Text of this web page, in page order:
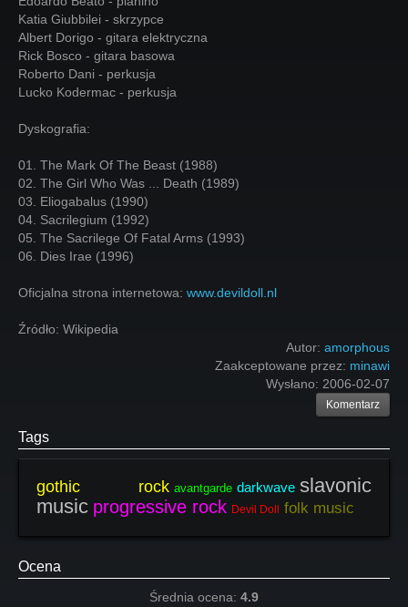
Katia Giubbilei - skrzypce
Albert Dorigo - gitara elektryczna
Rick Bosco - gitara basowa
Roberto Dani - perkusja
Lucko Kodermac - perkusja
Dyskografia:
01. The Mark Of The Beast (1988)
02. The Girl Who Was ... Death (1989)
03. Eliogabalus (1990)
04. Sacrilegium (1992)
05. The Sacrilege Of Fatal Arms (1993)
06. Dies Irae (1996)
Oficjalna strona internetowa: www.devildoll.nl
Źródło: Wikipedia
Autor: amorphous
Zaakceptowane przez: minawi
Wysłano: 2006-02-07
Komentarz
Tags
gothic rock avantgarde darkwave slavonic
music progressive rock Devil Doll folk music
Ocena
Średnia ocena: 4.9